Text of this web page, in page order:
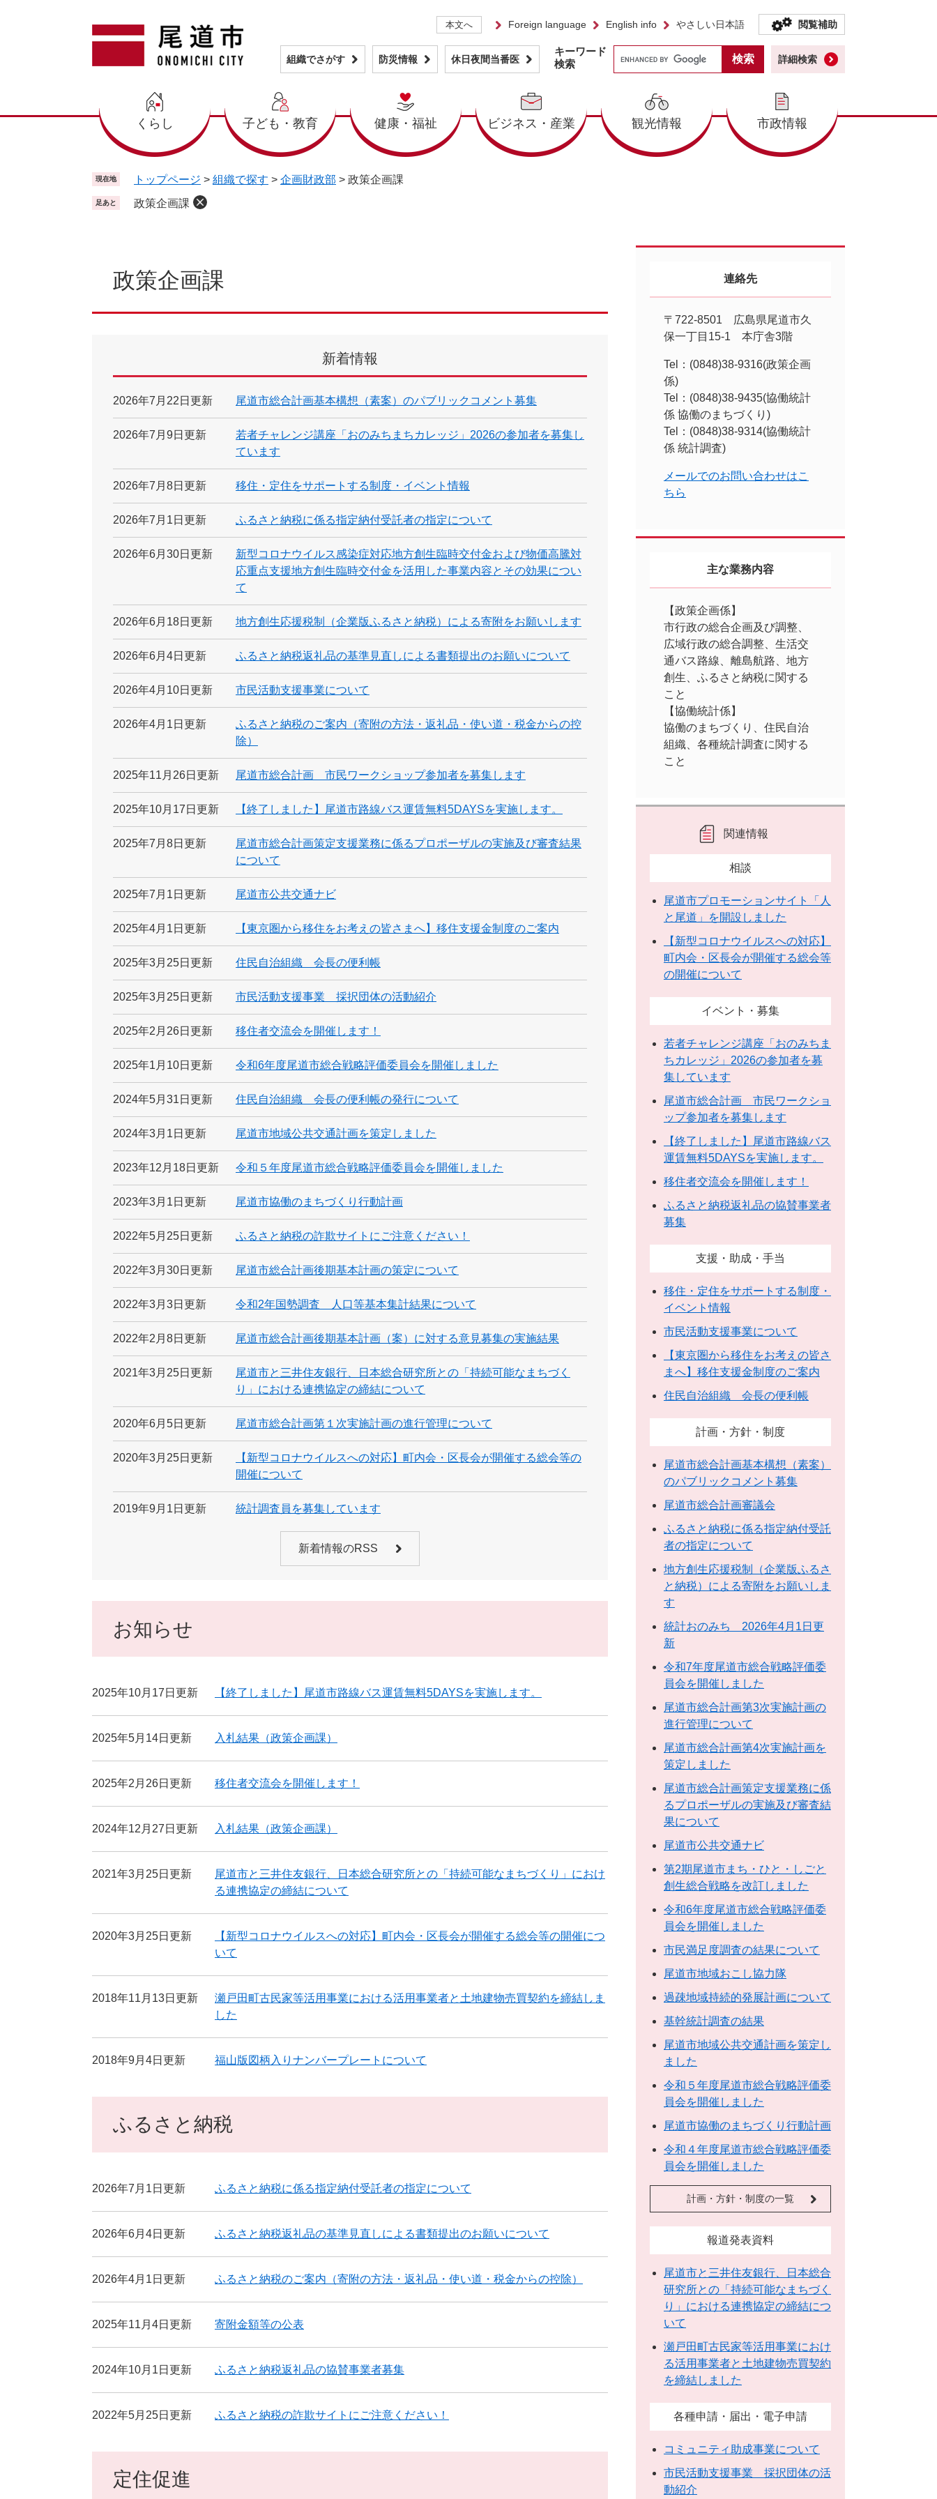
本文へ Foreign language English info やさしい日本語 閲覧補助
組織でさがす 防災情報 休日夜間当番医
くらし 子ども・教育 健康・福祉 ビジネス・産業 観光情報 市政情報
キーワード
検索
詳細検索
現在地 トップページ > 組織で探す > 企画財政部 > 政策企画課
足あと 政策企画課
政策企画課
新着情報
2026年7月22日更新 尾道市総合計画基本構想（素案）のパブリックコメント募集
2026年7月9日更新
若者チャレンジ講座「おのみちまちカレッジ」2026の参加者を募集し
ています
2026年7月8日更新 移住・定住をサポートする制度・イベント情報
2026年7月1日更新 ふるさと納税に係る指定納付受託者の指定について
2026年6月30日更新
新型コロナウイルス感染症対応地方創生臨時交付金および物価高騰対
応重点支援地方創生臨時交付金を活用した事業内容とその効果につい
て
2026年6月18日更新 地方創生応援税制（企業版ふるさと納税）による寄附をお願いします
2026年6月4日更新 ふるさと納税返礼品の基準見直しによる書類提出のお願いについて
2026年4月10日更新 市民活動支援事業について
2026年4月1日更新
ふるさと納税のご案内（寄附の方法・返礼品・使い道・税金からの控
除）
2025年11月26日更新 尾道市総合計画 市民ワークショップ参加者を募集します
2025年10月17日更新 【終了しました】尾道市路線バス運賃無料5DAYSを実施します。
2025年7月8日更新
尾道市総合計画策定支援業務に係るプロポーザルの実施及び審査結果
について
2025年7月1日更新 尾道市公共交通ナビ
2025年4月1日更新 【東京圏から移住をお考えの皆さまへ】移住支援金制度のご案内
2025年3月25日更新 住民自治組織 会長の便利帳
2025年3月25日更新 市民活動支援事業 採択団体の活動紹介
2025年2月26日更新 移住者交流会を開催します！
2025年1月10日更新 令和6年度尾道市総合戦略評価委員会を開催しました
2024年5月31日更新 住民自治組織 会長の便利帳の発行について
2024年3月1日更新 尾道市地域公共交通計画を策定しました
2023年12月18日更新 令和５年度尾道市総合戦略評価委員会を開催しました
2023年3月1日更新 尾道市協働のまちづくり行動計画
2022年5月25日更新 ふるさと納税の詐欺サイトにご注意ください！
2022年3月30日更新 尾道市総合計画後期基本計画の策定について
2022年3月3日更新 令和2年国勢調査 人口等基本集計結果について
2022年2月8日更新 尾道市総合計画後期基本計画（案）に対する意見募集の実施結果
2021年3月25日更新
尾道市と三井住友銀行、日本総合研究所との「持続可能なまちづく
り」における連携協定の締結について
2020年6月5日更新 尾道市総合計画第１次実施計画の進行管理について
2020年3月25日更新
【新型コロナウイルスへの対応】町内会・区長会が開催する総会等の
開催について
2019年9月1日更新 統計調査員を募集しています
新着情報のRSS
お知らせ
2025年10月17日更新 【終了しました】尾道市路線バス運賃無料5DAYSを実施します。
2025年5月14日更新 入札結果（政策企画課）
2025年2月26日更新 移住者交流会を開催します！
2024年12月27日更新 入札結果（政策企画課）
2021年3月25日更新
尾道市と三井住友銀行、日本総合研究所との「持続可能なまちづくり」におけ
る連携協定の締結について
2020年3月25日更新
【新型コロナウイルスへの対応】町内会・区長会が開催する総会等の開催につ
いて
2018年11月13日更新
瀬戸田町古民家等活用事業における活用事業者と土地建物売買契約を締結しま
した
2018年9月4日更新 福山版図柄入りナンバープレートについて
ふるさと納税
2026年7月1日更新 ふるさと納税に係る指定納付受託者の指定について
2026年6月4日更新 ふるさと納税返礼品の基準見直しによる書類提出のお願いについて
2026年4月1日更新 ふるさと納税のご案内（寄附の方法・返礼品・使い道・税金からの控除）
2025年11月4日更新 寄附金額等の公表
2024年10月1日更新 ふるさと納税返礼品の協賛事業者募集
2022年5月25日更新 ふるさと納税の詐欺サイトにご注意ください！
定住促進
連絡先
〒722-8501 広島県尾道市久
保一丁目15-1 本庁舎3階
Tel：(0848)38-9316 政策企画
係
Tel：(0848)38-9435 協働統計
係 協働のまちづくり
Tel：(0848)38-9314 協働統計
係 統計調査
メールでのお問い合わせはこ
ちら
主な業務内容
【政策企画係】
市行政の総合企画及び調整、
広域行政の総合調整、生活交
通バス路線、離島航路、地方
創生、ふるさと納税に関する
こと
【協働統計係】
協働のまちづくり、住民自治
組織、各種統計調査に関する
こと
関連情報
相談
尾道市プロモーションサイト「人
と尾道」を開設しました
【新型コロナウイルスへの対応】
町内会・区長会が開催する総会等
の開催について
イベント・募集
若者チャレンジ講座「おのみちま
ちカレッジ」2026の参加者を募
集しています
尾道市総合計画 市民ワークショ
ップ参加者を募集します
【終了しました】尾道市路線バス
運賃無料5DAYSを実施します。
移住者交流会を開催します！
ふるさと納税返礼品の協賛事業者
募集
支援・助成・手当
移住・定住をサポートする制度・
イベント情報
市民活動支援事業について
【東京圏から移住をお考えの皆さ
まへ】移住支援金制度のご案内
住民自治組織 会長の便利帳
計画・方針・制度
尾道市総合計画基本構想（素案）
のパブリックコメント募集
尾道市総合計画審議会
ふるさと納税に係る指定納付受託
者の指定について
地方創生応援税制（企業版ふるさ
と納税）による寄附をお願いしま
す
統計おのみち 2026年4月1日更
新
令和7年度尾道市総合戦略評価委
員会を開催しました
尾道市総合計画第3次実施計画の
進行管理について
尾道市総合計画第4次実施計画を
策定しました
尾道市総合計画策定支援業務に係
るプロポーザルの実施及び審査結
果について
尾道市公共交通ナビ
第2期尾道市まち・ひと・しごと
創生総合戦略を改訂しました
令和6年度尾道市総合戦略評価委
員会を開催しました
市民満足度調査の結果について
尾道市地域おこし協力隊
過疎地域持続的発展計画について
基幹統計調査の結果
尾道市地域公共交通計画を策定し
ました
令和５年度尾道市総合戦略評価委
員会を開催しました
尾道市協働のまちづくり行動計画
令和４年度尾道市総合戦略評価委
員会を開催しました
計画・方針・制度の一覧
報道発表資料
尾道市と三井住友銀行、日本総合
研究所との「持続可能なまちづく
り」における連携協定の締結につ
いて
瀬戸田町古民家等活用事業におけ
る活用事業者と土地建物売買契約
を締結しました
各種申請・届出・電子申請
コミュニティ助成事業について
市民活動支援事業 採択団体の活
動紹介